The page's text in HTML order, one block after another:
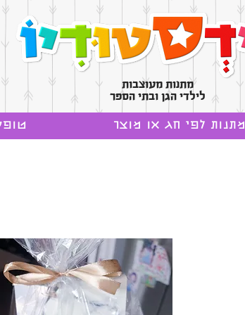
מתנות מעוצבות
לילדי הגן ובתי הספר
מתנות לפי חג או מוצר